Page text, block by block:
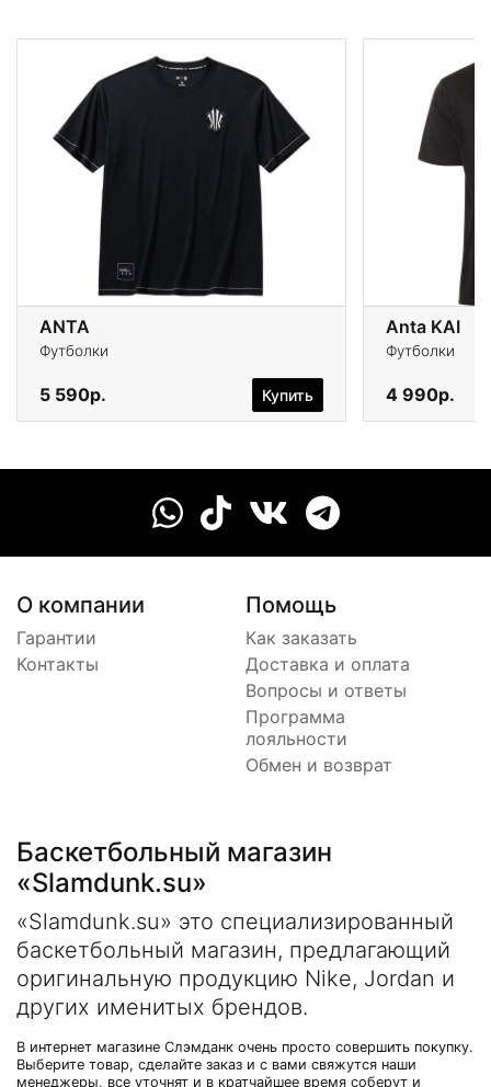
ANTA
Футболки
5 590р. Купить
Anta KAI
Футболки
4 990р.
О компании
Гарантии
Контакты
Помощь
Как заказать
Доставка и оплата
Вопросы и ответы
Программа
лояльности
Обмен и возврат
Баскетбольный магазин
«Slamdunk.su»
«Slamdunk.su» это специализированный
баскетбольный магазин, предлагающий
оригинальную продукцию Nike, Jordan и
других именитых брендов.
В интернет магазине Слэмданк очень просто совершить покупку.
Выберите товар, сделайте заказ и с вами свяжутся наши
менеджеры, все уточнят и в кратчайшее время соберут и